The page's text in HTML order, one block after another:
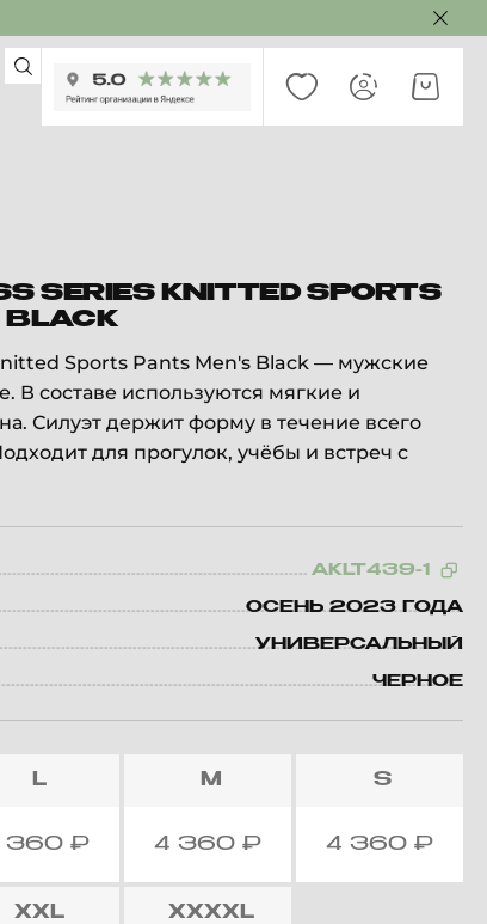
SERIES KNITTED SPORTS
BLACK
Sports Pants Men's Black — мужские
В составе используются мягкие и
Силуэт держит форму в течение всего
для прогулок, учёбы и встреч с
AKLT439-1
ОСЕНЬ 2023 ГОДА
УНИВЕРСАЛЬНЫЙ
ЧЕРНОЕ
L
360₽
M
4 360₽
S
4 360 ₽
XXL XXXXL